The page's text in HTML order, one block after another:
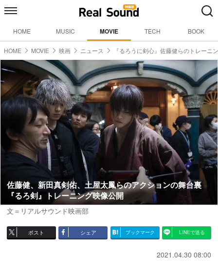
HOME MUSIC MOVIE TECH BOOK
HOME MOVIE 映画 ニュース 『るろうに剣心』佐藤健らのトレーニ
佐藤健、新田真剣佑、土屋太鳳らのアクションの舞台裏
『るろ剣』トレーニング映像公開
文＝リアルサウンド映画部
ポスト シェア ブックマーク LINEで送る
2021.04.30 08:00